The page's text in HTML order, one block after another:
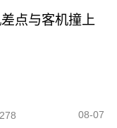
点与客机撞上
08-07